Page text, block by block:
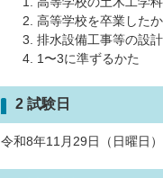
高等学校を卒業した
排水設備工事等の設
1〜3に準ずるかた
2 試験日
令和8年11月29日（日曜日）